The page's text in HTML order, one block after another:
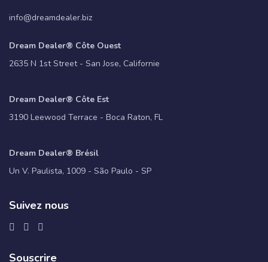
info@dreamdealer.biz
Dream Dealer® Côte Ouest
2635 N 1st Street - San Jose, Californie
Dream Dealer® Côte Est
3190 Leewood Terrace - Boca Raton, FL
Dream Dealer® Brésil
Un V. Paulista, 1009 - São Paulo - SP
Suivez nous
Souscrire